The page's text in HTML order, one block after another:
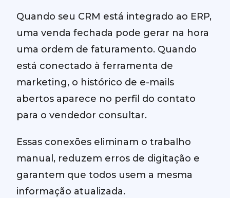
Quando seu CRM está integrado ao ERP,
uma venda fechada pode gerar na hora
uma ordem de faturamento. Quando
está conectado à ferramenta de
marketing, o histórico de e-mails
abertos aparece no perfil do contato
para o vendedor consultar.
Essas conexões eliminam o trabalho
manual, reduzem erros de digitação e
garantem que todos usem a mesma
informação atualizada.